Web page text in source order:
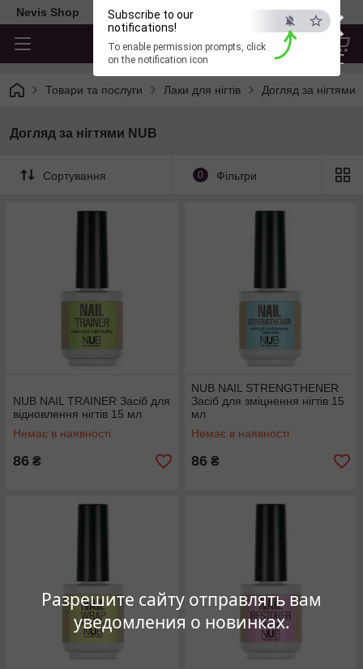
×
ESC
Разрешите сайту отправлять вам
уведомления о новинках.
Subscribe to our
notifications!
To enable permission prompts, click
on the notification icon
Nevis Shop
Товари та послуги Лаки для нігтів Догляд за нігтями
Догляд за нігтями NUB
Сортування 0 Фільтри
NUB NAIL TRAINER Засіб для
відновлення нігтів 15 мл
Немає в наявності
86 ₴
NUB NAIL STRENGTHENER
Засіб для зміцнення нігтів 15
мл
Немає в наявності
86 ₴